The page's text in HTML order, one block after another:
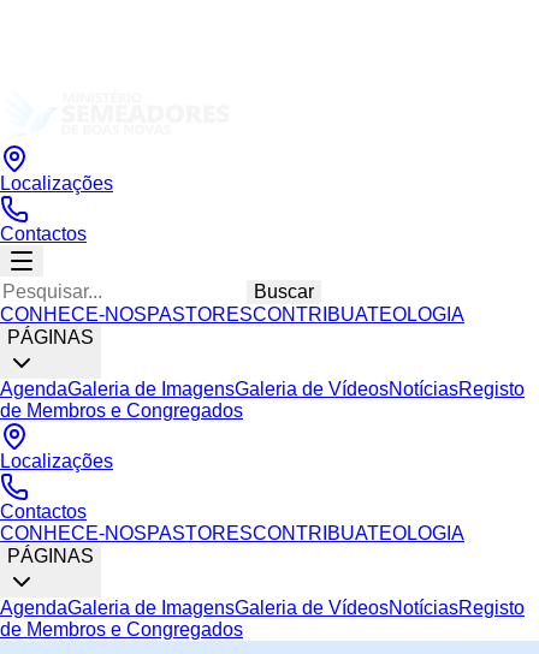
Localizações
Contactos
Buscar
CONHECE-NOSPASTORESCONTRIBUATEOLOGIA
PÁGINAS
AgendaGaleria de ImagensGaleria de VídeosNotíciasRegisto
de Membros e Congregados
Localizações
Contactos
CONHECE-NOSPASTORESCONTRIBUATEOLOGIA
PÁGINAS
AgendaGaleria de ImagensGaleria de VídeosNotíciasRegisto
de Membros e Congregados